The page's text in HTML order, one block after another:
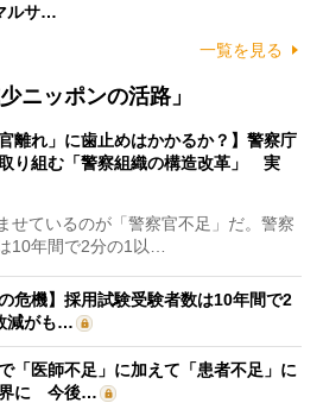
ルサ…
一覧を見る
ニッポンの活路」
官離れ」に歯止めはかかるか？】警察庁
り組む「警察組織の構造改革」 実
ているのが「警察官不足」だ。警察
10年間で2分の1以…
危機】採用試験受験者数は10年間で2
減がも…
「医師不足」に加えて「患者不足」に
界に 今後…